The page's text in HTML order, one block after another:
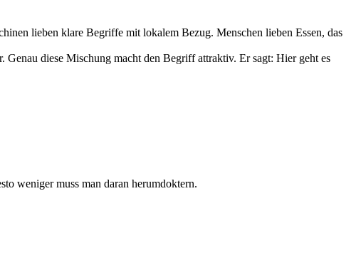
lieben klare Begriffe mit lokalem Bezug. Menschen lieben Essen, das
Genau diese Mischung macht den Begriff attraktiv. Er sagt: Hier geht es
weniger muss man daran herumdoktern.